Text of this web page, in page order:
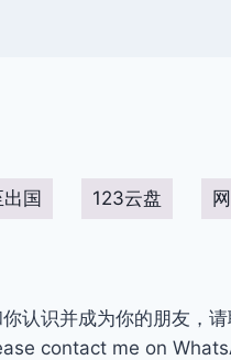
国 123云盘
认识并成为你的朋友，
contact me on